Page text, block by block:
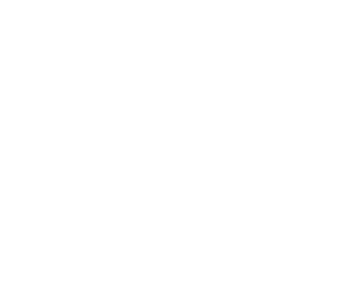
transparente) 1400 gr –
B (durcisseur) Kit 9 kg
- Composant A (résine
3.7 kg - Composant
Kit 18 kg 2pz x 5.3
A (résine
2pz x 3.7 kg -
B (durcisseur) Kit 36
x 21.2 kg - Composant A
transparente) 4pz x 14.8 kg
B (durcisseur) Cette
permet aux créatifs de créer
et des motifs nets sur